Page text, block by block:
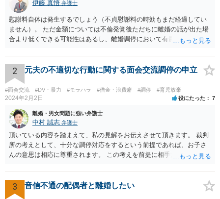
伊藤 真悟 弁護士
慰謝料自体は発生するでしょう（不貞慰謝料の時効もまだ経過してい
ません）。 ただ金額については不倫発覚後ただちに離婚の話が出た場
合より低くできる可能性はあるし、離婚調停において有責配偶者の主
主張は考えられます。 養育費なども含めて一度弁護士に相談すること
を勧めます。
2 元夫の不適切な行動に関する面会交流調停の申立
#面会交流 #DV・暴力 #モラハラ #借金・浪費癖 #調停 #育児放棄
2024年2月2日 役にたった 7
離婚・男女問題に強い弁護士
中村 誠志 弁護士
頂いている内容を踏まえて、私の見解をお伝えさせて頂きます。 裁判
所の考えとして、十分な調停対応をするという前提であれば、お子さ
んの意思は相応に尊重されます。 この考えを前提に相手方と対応され
ら、今後方法も含めて裁判所で話し合いたいと相手方に伝え、面会交
流調停を行われることをお勧めします。 他方、弁護士を就けることも
考えられるなら(ご心労を考えるとその方が良いかもしれません)、早め
3 音信不通の配偶者と離婚したい